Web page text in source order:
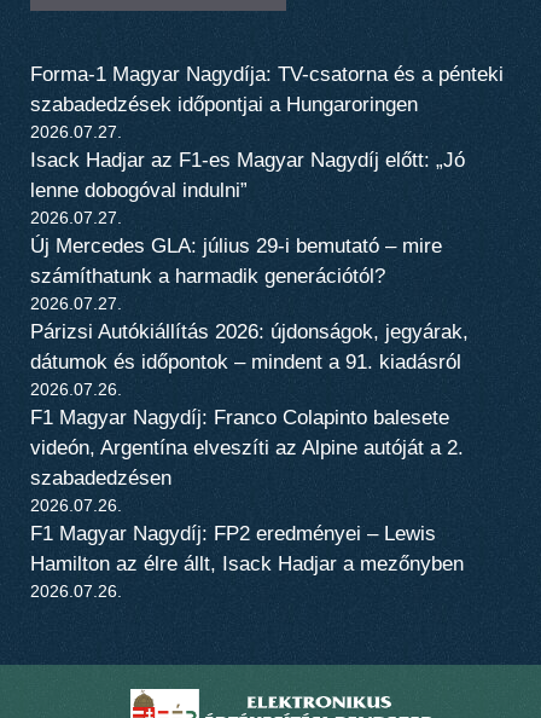
Forma-1 Magyar Nagydíja: TV-csatorna és a pénteki
szabadedzések időpontjai a Hungaroringen
2026.07.27.
Isack Hadjar az F1-es Magyar Nagydíj előtt: „Jó
lenne dobogóval indulni”
2026.07.27.
Új Mercedes GLA: július 29-i bemutató – mire
számíthatunk a harmadik generációtól?
2026.07.27.
Párizsi Autókiállítás 2026: újdonságok, jegyárak,
dátumok és időpontok – mindent a 91. kiadásról
2026.07.26.
F1 Magyar Nagydíj: Franco Colapinto balesete
videón, Argentína elveszíti az Alpine autóját a 2.
szabadedzésen
2026.07.26.
F1 Magyar Nagydíj: FP2 eredményei – Lewis
Hamilton az élre állt, Isack Hadjar a mezőnyben
2026.07.26.